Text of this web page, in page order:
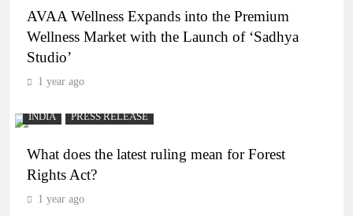
AVAA Wellness Expands into the Premium
Wellness Market with the Launch of ‘Sadhya
Studio’
1 year ago
INDIA PRESS RELEASE
What does the latest ruling mean for Forest
Rights Act?
1 year ago